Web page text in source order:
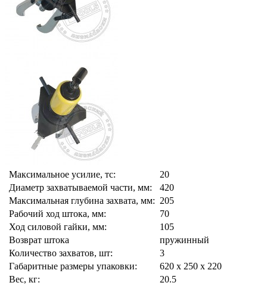
Максимальное усилие, тс:
20
Диаметр захватываемой части, мм:
420
Максимальная глубина захвата, мм: 205
Рабочий ход штока, мм:
70
Ход силовой гайки, мм:
105
Возврат штока
пружинный
Количество захватов, шт:
3
Габаритные размеры упаковки:
620 х 250 х 220
Вес, кг:
20.5